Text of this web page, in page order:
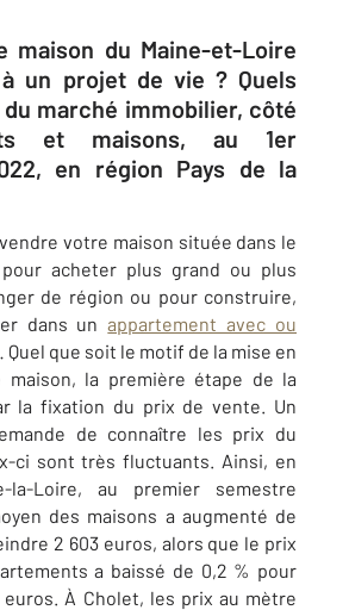
maison du Maine-et-Loire
un projet de vie ? Quels
marché immobilier, côté
et maisons, au 1er
en région Pays de la
votre maison située dans le
pour acheter plus grand ou plus
de région ou pour construire,
dans unappartement avec ou
Quel que soit le motif de la mise en
la première étape de la
la fixation du prix de vente. Un
de connaître les prix du
ci sont très fluctuants. Ainsi, en
la-Loire, au premier semestre
des maisons a augmenté de
2 603 euros, alors que le prix
a baissé de 0,2 % pour
À Cholet, les prix au mètre